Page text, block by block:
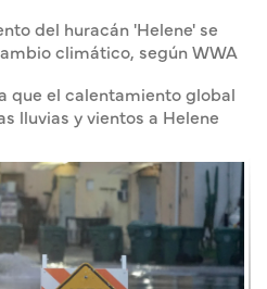
del huracán 'Helene' se
climático, según WWA
que el calentamiento global
lluvias y vientos a Helene